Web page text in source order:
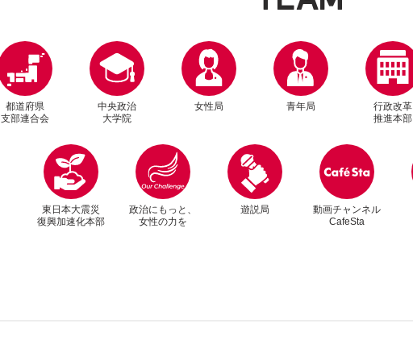
都道府県
支部連合会
中央政治
大学院
女性局 青年局
行政改革
推進本部
東日本大震災
復興加速化本部
政治にもっと、
女性の力を
別ウィンドウリンク
遊説局
別ウィンドウリンク
動画チャンネル
CafeSta